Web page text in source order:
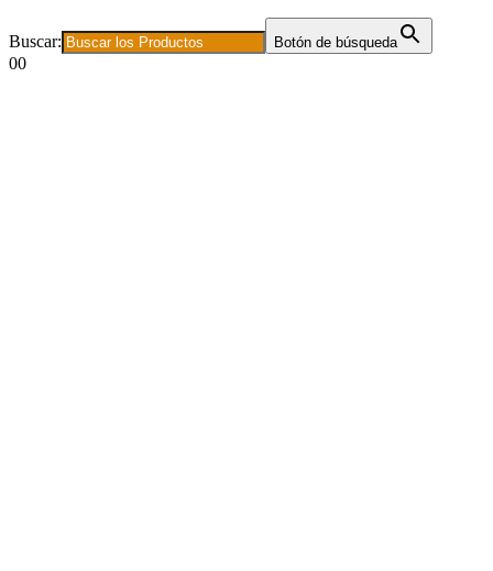
Buscar: Botón de búsqueda
00